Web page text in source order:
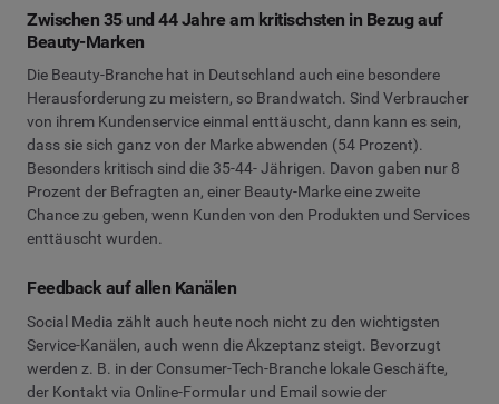
Zwischen 35 und 44 Jahre am kritischsten in Bezug auf
Beauty-Marken
Die Beauty-Branche hat in Deutschland auch eine besondere
Herausforderung zu meistern, so Brandwatch. Sind Verbraucher
von ihrem Kundenservice einmal enttäuscht, dann kann es sein,
dass sie sich ganz von der Marke abwenden (54 Prozent).
Besonders kritisch sind die 35-44- Jährigen. Davon gaben nur 8
Prozent der Befragten an, einer Beauty-Marke eine zweite
Chance zu geben, wenn Kunden von den Produkten und Services
enttäuscht wurden.
Feedback auf allen Kanälen
Social Media zählt auch heute noch nicht zu den wichtigsten
Service-Kanälen, auch wenn die Akzeptanz steigt. Bevorzugt
werden z. B. in der Consumer-Tech-Branche lokale Geschäfte,
der Kontakt via Online-Formular und Email sowie der